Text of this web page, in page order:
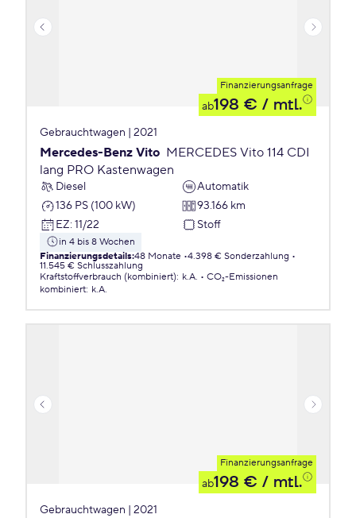
Finanzierungsanfrage
ab198 € / mtl.
Gebrauchtwagen | 2021
Mercedes-Benz Vito MERCEDES Vito 114 CDI
lang PRO Kastenwagen
Diesel
Automatik
136 PS (100 kW)
93.166 km
EZ: 11/22 Stoff
in 4 bis 8 Wochen
Finanzierungsdetails:48 Monate 4.398 € Sonderzahlung
11.545 € Schlusszahlung
Kraftstoffverbrauch (kombiniert): k.A.
CO₂-Emissionen
kombiniert: k.A.
Finanzierungsanfrage
ab198 € / mtl.
Gebrauchtwagen | 2021